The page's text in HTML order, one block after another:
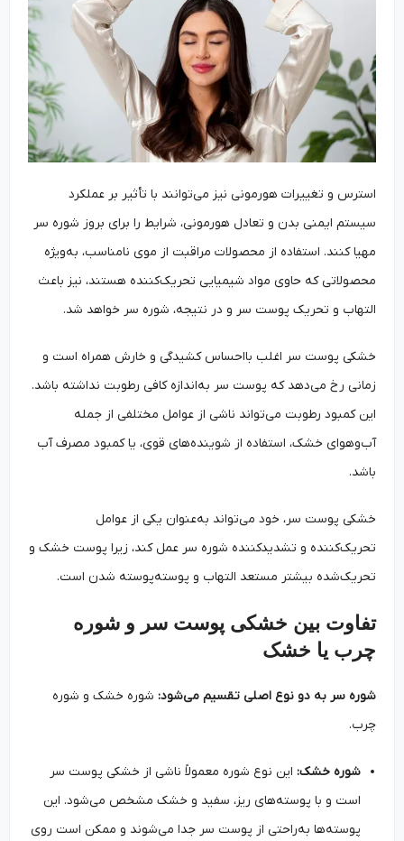
استرس و تغییرات هورمونی نیز می‌توانند با تأثیر بر عملکرد
سیستم ایمنی بدن و تعادل هورمونی، شرایط را برای بروز شوره سر
مهیا کنند. استفاده از محصولات مراقبت از موی نامناسب، به‌ویژه
محصولاتی که حاوی مواد شیمیایی تحریک‌کننده هستند، نیز باعث
التهاب و تحریک پوست سر و در نتیجه، شوره سر خواهد شد.
خشکی پوست سر اغلب بااحساس کشیدگی و خارش همراه است و
زمانی رخ می‌دهد که پوست سر به‌اندازه کافی رطوبت نداشته باشد.
این کمبود رطوبت می‌تواند ناشی از عوامل مختلفی از جمله
آب‌وهوای خشک، استفاده از شوینده‌های قوی، یا کمبود مصرف آب
خشکی پوست سر، خود می‌تواند به‌عنوان یکی از عوامل
تحریک‌کننده و تشدیدکننده شوره سر عمل کند، زیرا پوست خشک و
تحریک‌شده بیشتر مستعد التهاب و پوسته‌پوسته شدن است.
تفاوت بین خشکی پوست سر و شوره
چرب یا خشک
شوره سر به دو نوع اصلی تقسیم می‌شود:شوره خشک و شوره
چرب.
شوره خشک:این نوع شوره معمولاً ناشی از خشکی پوست سر
است و با پوسته‌های ریز، سفید و خشک مشخص می‌شود. این
پوسته‌ها به‌راحتی از پوست سر جدا می‌شوند و ممکن است روی